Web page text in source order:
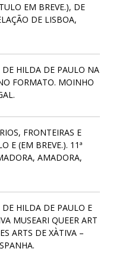
EM BREVE.), DE
DE LISBOA,
DE HILDA DE PAULO NA
FORMATO. MOINHO
FRONTEIRAS E
E (EM BREVE.). 11ª
AMADORA,
DE HILDA DE PAULO E
MUSEARI QUEER ART
ARTS DE XÀTIVA –